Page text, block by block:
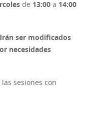
de 13:00 a 14:00
ser modificados
necesidades
sesiones con